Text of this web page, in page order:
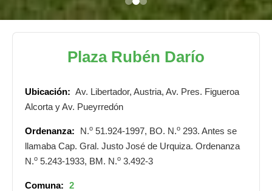
Plaza Rubén Darío
Ubicación: Av. Libertador, Austria, Av. Pres. Figueroa
Alcorta y Av. Pueyrredón
Ordenanza: N.o 51.924-1997, BO. N.o 293. Antes se
llamaba Cap. Gral. Justo José de Urquiza. Ordenanza
N.o 5.243-1933, BM. N.o 3.492-3
Comuna: 2